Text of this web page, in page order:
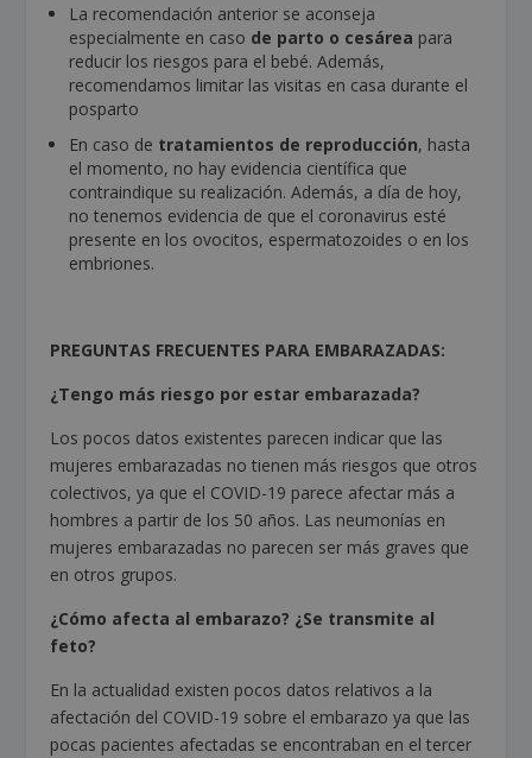
La recomendación anterior se aconseja
especialmente en caso de parto o cesárea para
reducir los riesgos para el bebé. Además,
recomendamos limitar las visitas en casa durante el
posparto
En caso de tratamientos de reproducción, hasta
el momento, no hay evidencia científica que
contraindique su realización. Además, a día de hoy,
no tenemos evidencia de que el coronavirus esté
presente en los ovocitos, espermatozoides o en los
embriones.
PREGUNTAS FRECUENTES PARA EMBARAZADAS:
¿Tengo más riesgo por estar embarazada?
Los pocos datos existentes parecen indicar que las
mujeres embarazadas no tienen más riesgos que otros
colectivos, ya que el COVID-19 parece afectar más a
hombres a partir de los 50 años. Las neumonías en
mujeres embarazadas no parecen ser más graves que
en otros grupos.
¿Cómo afecta al embarazo? ¿Se transmite al
feto?
En la actualidad existen pocos datos relativos a la
afectación del COVID-19 sobre el embarazo ya que las
pocas pacientes afectadas se encontraban en el tercer